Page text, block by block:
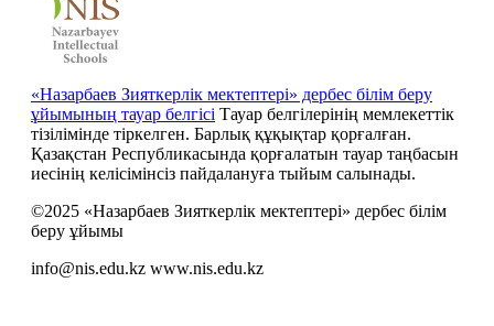
«Назарбаев Зияткерлік мектептері» дербес білім беру
ұйымының тауар белгісі Тауар белгілерінің мемлекеттік
тізілімінде тіркелген. Барлық құқықтар қорғалған.
Қазақстан Республикасында қорғалатын тауар таңбасын
иесiнiң келiсiмiнсiз пайдалануға тыйым салынады.
©2025 «Назарбаев Зияткерлік мектептері» дербес білім
беру ұйымы
info@nis.edu.kz www.nis.edu.kz